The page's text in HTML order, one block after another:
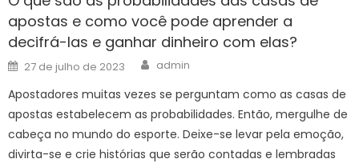
apostas e como você pode aprender a
decifrá-las e ganhar dinheiro com elas?
Posted
on
27 de julho de 2023 Author
admin
Apostadores muitas vezes se perguntam como as casas de
apostas estabelecem as probabilidades. Então, mergulhe de
cabeça no mundo do esporte. Deixe-se levar pela emoção,
divirta-se e crie histórias que serão contadas e lembradas